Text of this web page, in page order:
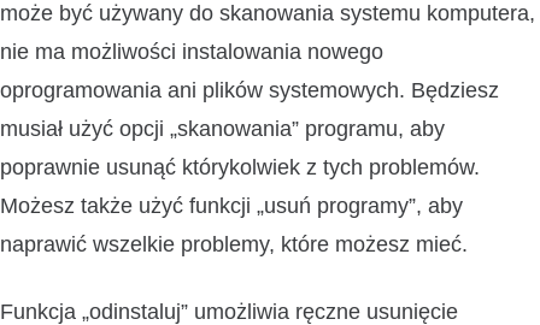
może być używany do skanowania systemu komputera,
nie ma możliwości instalowania nowego
oprogramowania ani plików systemowych. Będziesz
musiał użyć opcji „skanowania” programu, aby
poprawnie usunąć którykolwiek z tych problemów.
Możesz także użyć funkcji „usuń programy”, aby
naprawić wszelkie problemy, które możesz mieć.
Funkcja „odinstaluj” umożliwia ręczne usunięcie